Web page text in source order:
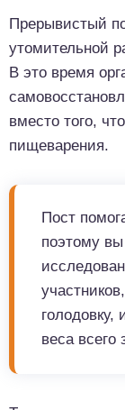
Прерывистый
утомительной
В это время
вместо того,
пищеварения.
Пост
поэтому
веса всего